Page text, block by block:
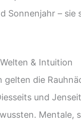
Sonnenjahr – sie
& Intuition
gelten die
und
Mentale,